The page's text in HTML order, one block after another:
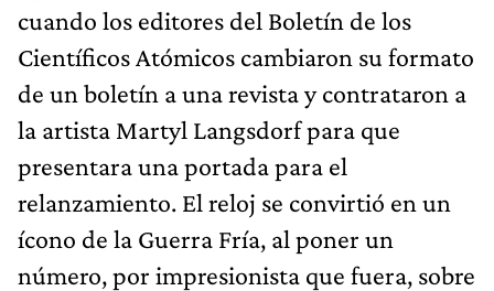
cuando los editores del Boletín de los
Científicos Atómicos cambiaron su formato
de un boletín a una revista y contrataron a
la artista Martyl Langsdorf para que
presentara una portada para el
relanzamiento. El reloj se convirtió en un
ícono de la Guerra Fría, al poner un
número, por impresionista que fuera, sobre